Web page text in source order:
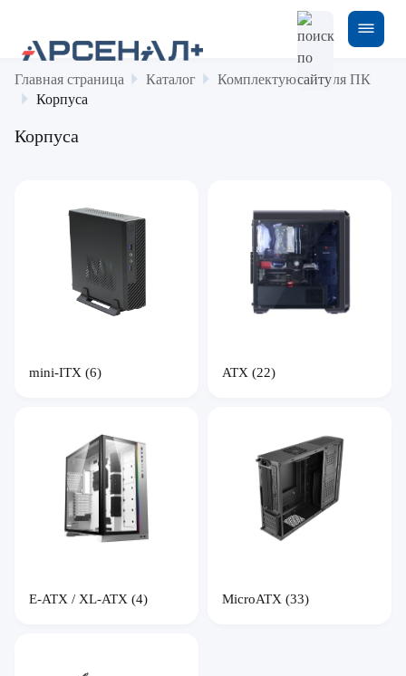
Главная страница Каталог
Комплектующие для ПК
Корпуса
Корпуса
mini-ITX (6) ATX (22)
E-ATX / XL-ATX (4) MicroATX (33)